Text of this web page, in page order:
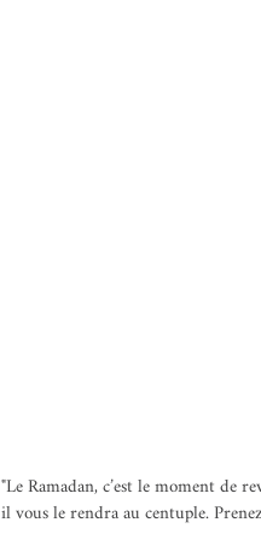
"Le Ramadan, c’est le moment
il vous le rendra au centuple.